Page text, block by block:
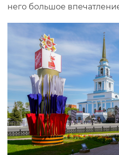
него большое